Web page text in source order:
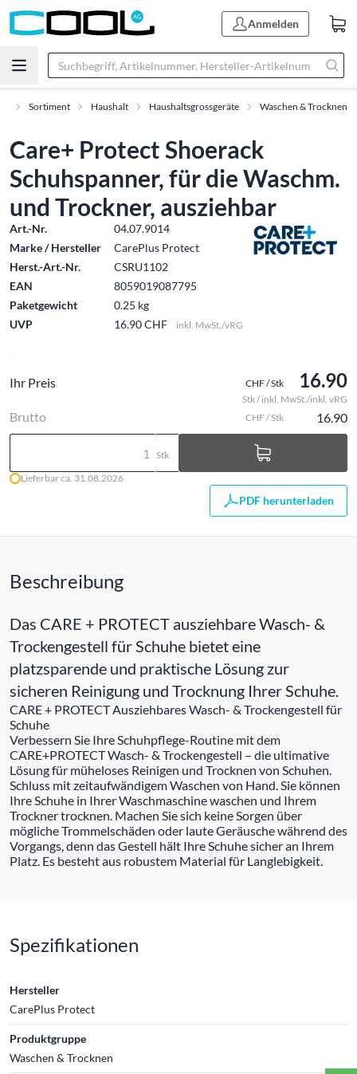
Anmelden
Sortiment Haushalt Haushaltsgrossgeräte Waschen & Trocknen
Care+ Protect Shoerack
Schuhspanner, für die Waschm.
und Trockner, ausziehbar
Art.-Nr.
04.07.9014
Marke / Hersteller
CarePlus Protect
Herst.-Art.-Nr.
CSRU1102
EAN
8059019087795
Paketgewicht
0.25 kg
UVP
16.90 CHF inkl. MwSt./vRG
Ihr Preis CHF / Stk 16.90
Stk / inkl. MwSt./inkl. vRG
Brutto CHF / Stk 16.90
Stk
Lieferbar ca. 31.08.2026
PDF herunterladen
Beschreibung
Das CARE + PROTECT ausziehbare Wasch- &
Trockengestell für Schuhe bietet eine
platzsparende und praktische Lösung zur
sicheren Reinigung und Trocknung Ihrer Schuhe.
CARE + PROTECT Ausziehbares Wasch- & Trockengestell für
Schuhe
Verbessern Sie Ihre Schuhpflege-Routine mit dem
CARE+PROTECT Wasch- & Trockengestell – die ultimative
Lösung für müheloses Reinigen und Trocknen von Schuhen.
Schluss mit zeitaufwändigem Waschen von Hand. Sie können
Ihre Schuhe in Ihrer Waschmaschine waschen und Ihrem
Trockner trocknen. Machen Sie sich keine Sorgen über
mögliche Trommelschäden oder laute Geräusche während des
Vorgangs, denn das Gestell hält Ihre Schuhe sicher an Ihrem
Platz. Es besteht aus robustem Material für Langlebigkeit.
Spezifikationen
Hersteller
CarePlus Protect
Produktgruppe
Waschen & Trocknen